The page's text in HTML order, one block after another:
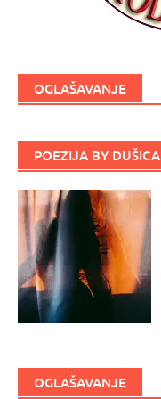
OGLAŠAVANJE
POEZIJA BY DUŠICA
OGLAŠAVANJE